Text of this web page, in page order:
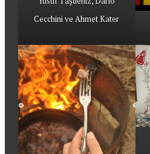
Cecchini ve Ahmet Kater